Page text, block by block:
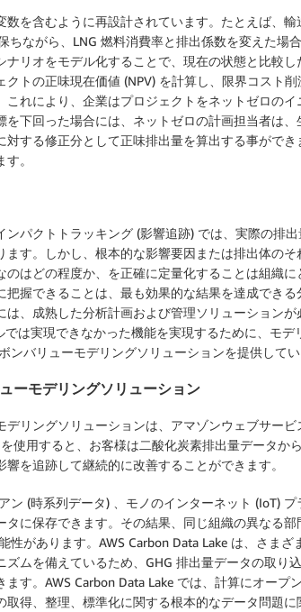
を含むように再設計されています。たとえば、
ちながら、LNG 燃料消費率と排出係数を変えた場
リオをモデル化することで、現在の状態と比較
トの正味現在価値 (NPV) を計算し、限界コスト
れにより、企業はプロジェクトをネットゼロの
下回った場合には、ネットゼロの計画担当者は
する修正分として正味排出量を算出する事がで
。
パクトトラッキング (影響追跡) では、実際の排
す。しかし、根本的な影響要因または排出体の
はどの程度か、を正確に定量化することは組織
握できることは、最も効果的な結果を達成でき
、成熟した分析計画および管理ソリューション
は実現できなかった機能を実現するために、モデ
バリューモデリングソリューションを提供してい
ーモデリングソリューション
リングソリューションは、アマゾンウェブサービ
を使用すると、お客様は二酸化炭素排出量データか
を追跡して継続的に改善することができます。
ン (時系列データ) 、モノのインターネット (IoT)
に保存できます。その結果、同じ組織の異なる
性があります。AWS Carbon Data Lake は、さまざ
ムを備えているため、GHG 排出量データの取り
す。AWS Carbon Data Lake では、計算にオープ
得、整理、標準化に関する根本的なデータ問題に